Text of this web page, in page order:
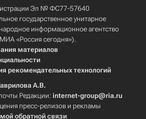
Эл № ФС77-57640
государственное унитарное
информационное агентство
«Россия сегодня»).
материалов
рекомендательных технологий
А.В.
Редакции: internet-group@ria.ru
пресс-релизов и рекламы
обратной связи